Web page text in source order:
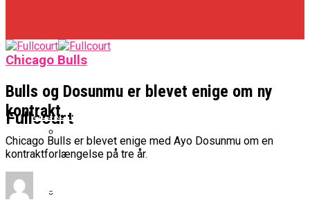
Fullcourt
Basketligaen
Officielt: Vejen Gafler Dansker Hos Rabbits
NBA
Chicago Bulls
Bulls og Dosunmu er blevet enige om ny
kontrakt
Chicago Bulls er blevet enige med Ayo Dosunmu om en
kontraktforlængelse på tre år.